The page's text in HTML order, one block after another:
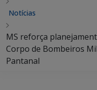
Notícias
MS reforça
Corpo de Bombeiros
Pantanal